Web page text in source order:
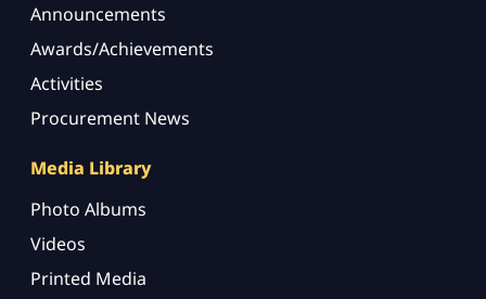
Announcements
Awards/Achievements
Activities
Procurement News
Media Library
Photo Albums
Videos
Printed Media